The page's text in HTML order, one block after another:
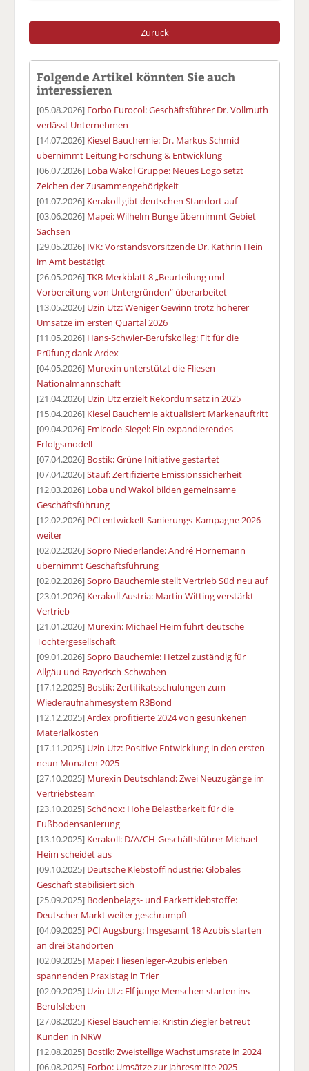
Zurück
Folgende Artikel könnten Sie auch
interessieren
[05.08.2026] Forbo Eurocol: Geschäftsführer Dr. Vollmuth
verlässt Unternehmen
[14.07.2026] Kiesel Bauchemie: Dr. Markus Schmid
übernimmt Leitung Forschung & Entwicklung
[06.07.2026] Loba Wakol Gruppe: Neues Logo setzt
Zeichen der Zusammengehörigkeit
[01.07.2026] Kerakoll gibt deutschen Standort auf
[03.06.2026] Mapei: Wilhelm Bunge übernimmt Gebiet
Sachsen
[29.05.2026] IVK: Vorstandsvorsitzende Dr. Kathrin Hein
im Amt bestätigt
[26.05.2026]TKB-Merkblatt 8 „Beurteilung und
Vorbereitung von Untergründen“ überarbeitet
[13.05.2026] Uzin Utz: Weniger Gewinn trotz höherer
Umsätze im ersten Quartal 2026
[11.05.2026] Hans-Schwier-Berufskolleg: Fit für die
Prüfung dank Ardex
[04.05.2026] Murexin unterstützt die Fliesen-
Nationalmannschaft
[21.04.2026] Uzin Utz erzielt Rekordumsatz in 2025
[15.04.2026] Kiesel Bauchemie aktualisiert Markenauftritt
[09.04.2026] Emicode-Siegel: Ein expandierendes
Erfolgsmodell
[07.04.2026] Bostik: Grüne Initiative gestartet
[07.04.2026]Stauf: Zertifizierte Emissionssicherheit
[12.03.2026] Loba und Wakol bilden gemeinsame
Geschäftsführung
[12.02.2026] PCI entwickelt Sanierungs-Kampagne 2026
weiter
[02.02.2026]Sopro Niederlande: André Hornemann
übernimmt Geschäftsführung
[02.02.2026]Sopro Bauchemie stellt Vertrieb Süd neu auf
[23.01.2026] Kerakoll Austria: Martin Witting verstärkt
Vertrieb
[21.01.2026] Murexin: Michael Heim führt deutsche
Tochtergesellschaft
[09.01.2026]Sopro Bauchemie: Hetzel zuständig für
Allgäu und Bayerisch-Schwaben
[17.12.2025] Bostik: Zertifikatsschulungen zum
Wiederaufnahmesystem R3Bond
[12.12.2025]Ardex profitierte 2024 von gesunkenen
Materialkosten
[17.11.2025] Uzin Utz: Positive Entwicklung in den ersten
neun Monaten 2025
[27.10.2025] Murexin Deutschland: Zwei Neuzugänge im
Vertriebsteam
[23.10.2025]Schönox: Hohe Belastbarkeit für die
Fußbodensanierung
[13.10.2025] Kerakoll: D/A/CH-Geschäftsführer Michael
Heim scheidet aus
[09.10.2025] Deutsche Klebstoffindustrie: Globales
Geschäft stabilisiert sich
[25.09.2025] Bodenbelags- und Parkettklebstoffe:
Deutscher Markt weiter geschrumpft
[04.09.2025] PCI Augsburg: Insgesamt 18 Azubis starten
an drei Standorten
[02.09.2025] Mapei: Fliesenleger-Azubis erleben
spannenden Praxistag in Trier
[02.09.2025] Uzin Utz: Elf junge Menschen starten ins
Berufsleben
[27.08.2025] Kiesel Bauchemie: Kristin Ziegler betreut
Kunden in NRW
[12.08.2025] Bostik: Zweistellige Wachstumsrate in 2024
[06.08.2025] Forbo: Umsätze zur Jahresmitte 2025